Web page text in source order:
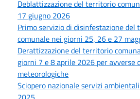
Deblattizzazione del territorio
17 giugno 2026
Primo servizio di disinfestazione
comunale nei giorni 25, 26 e 27
Derattizzazione del territorio
giorni 7 e 8 aprile 2026 per avverse
meteorologiche
Sciopero nazionale servizi